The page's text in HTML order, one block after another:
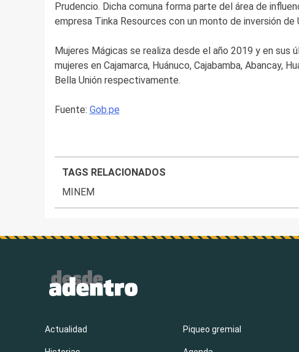
Prudencio. Dicha comuna forma parte del área de
empresa Tinka Resources con un monto de inversión de
Mujeres Mágicas se realiza desde el año 2019 y en sus
mujeres en Cajamarca, Huánuco, Cajabamba, Abancay,
Bella Unión respectivamente.
Fuente: Gob.pe
TAGS RELACIONADOS
MINEM
Actualidad Piqueo gremial